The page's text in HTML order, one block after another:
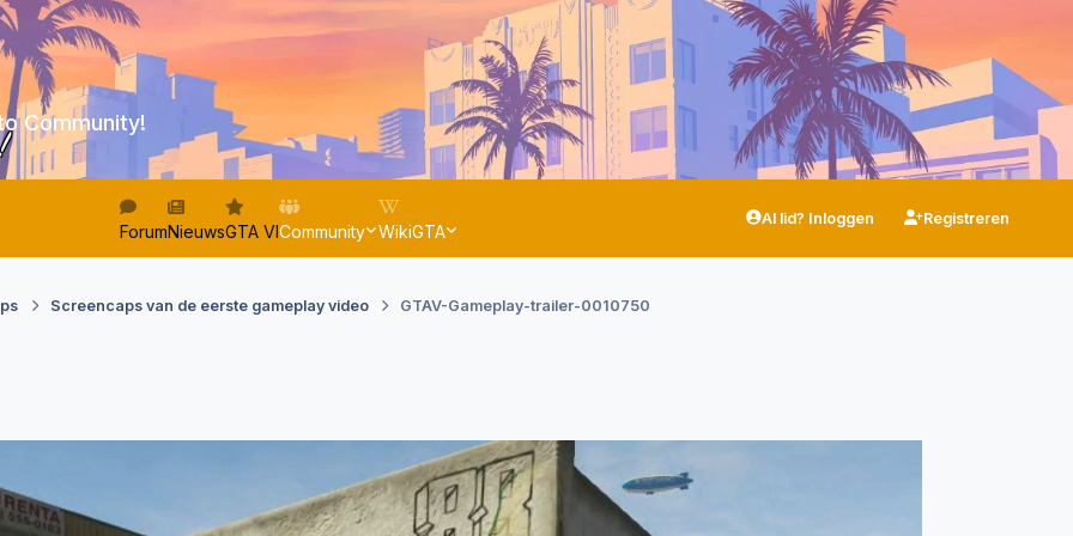
Community!
ForumNieuwsGTA VICommunity WikiGTA
Al lid? Inloggen Registreren
Screencaps van de eerste gameplay video GTAV-Gameplay-trailer-0010750